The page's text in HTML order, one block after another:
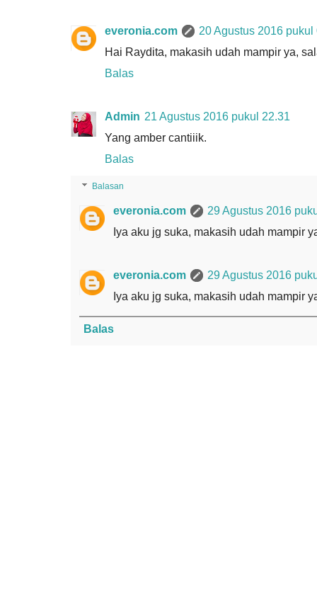
everonia.com
20 Agustus 2016 pukul
Hai Raydita, makasih udah mampir ya,
Balas
Admin 21 Agustus 2016 pukul 22.31
Yang amber cantiiik.
Balas
Balasan
everonia.com
29 Agustus 2016
Iya aku jg suka, makasih udah mampir
everonia.com
29 Agustus 2016
Iya aku jg suka, makasih udah mampir
Balas